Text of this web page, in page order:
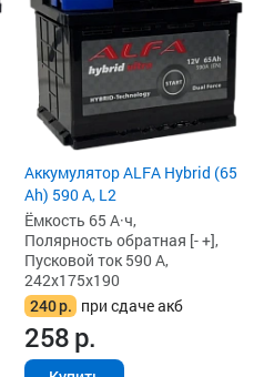
Аккумулятор ALFA Hybrid (65
Ah) 590 А, L2
Ёмкость 65 А·ч,
Полярность обратная [- +],
Пусковой ток 590 А,
242x175x190
240р. при сдаче акб
258р.